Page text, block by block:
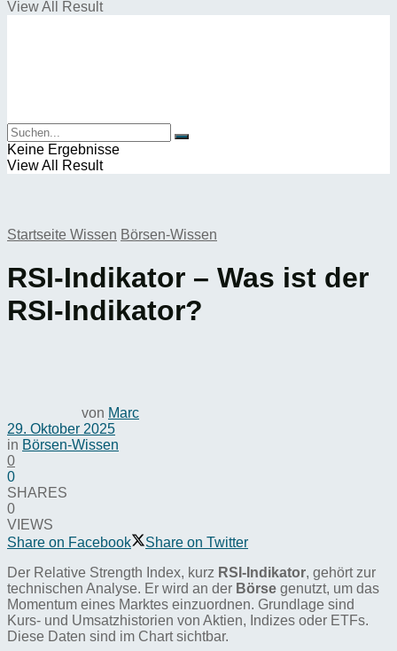
View All Result
Keine Ergebnisse
View All Result
Startseite Wissen Börsen-Wissen
RSI-Indikator – Was ist der
RSI-Indikator?
von Marc
29. Oktober 2025
in Börsen-Wissen
0
0
SHARES
0
VIEWS
Share on Facebook
Share on Twitter
Der Relative Strength Index, kurz RSI-Indikator, gehört zur
technischen Analyse. Er wird an der Börse genutzt, um das
Momentum eines Marktes einzuordnen. Grundlage sind
Kurs- und Umsatzhistorien von Aktien, Indizes oder ETFs.
Diese Daten sind im Chart sichtbar.